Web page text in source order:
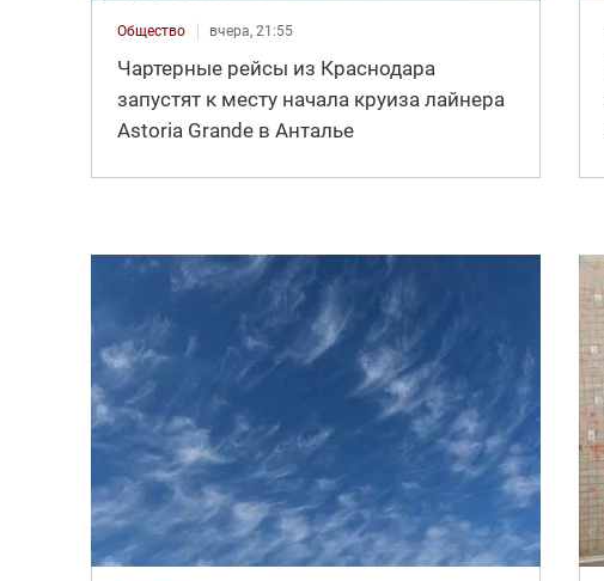
Общество вчера, 21:55
Чартерные рейсы из Краснодара
запустят к месту начала круиза лайнера
Astoria Grande в Анталье